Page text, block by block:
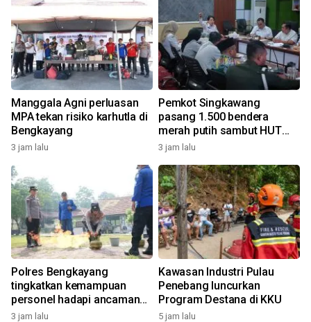
Manggala Agni perluasan
MPA tekan risiko karhutla di
Bengkayang
3 jam lalu
Pemkot Singkawang
pasang 1.500 bendera
merah putih sambut HUT
Ke-81 RI
3 jam lalu
Polres Bengkayang
tingkatkan kemampuan
personel hadapi ancaman
Karhutla
3 jam lalu
Kawasan Industri Pulau
Penebang luncurkan
Program Destana di KKU
5 jam lalu